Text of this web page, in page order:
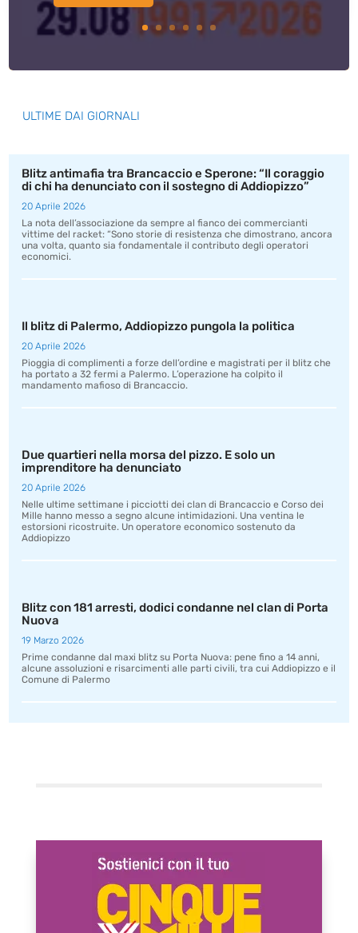
ULTIME DAI GIORNALI
Blitz antimafia tra Brancaccio e Sperone: “Il coraggio
di chi ha denunciato con il sostegno di Addiopizzo”
20 Aprile 2026
La nota dell’associazione da sempre al fianco dei commercianti
vittime del racket: “Sono storie di resistenza che dimostrano, ancora
una volta, quanto sia fondamentale il contributo degli operatori
economici.
Il blitz di Palermo, Addiopizzo pungola la politica
20 Aprile 2026
Pioggia di complimenti a forze dell’ordine e magistrati per il blitz che
ha portato a 32 fermi a Palermo. L’operazione ha colpito il
mandamento mafioso di Brancaccio.
Due quartieri nella morsa del pizzo. E solo un
imprenditore ha denunciato
20 Aprile 2026
Nelle ultime settimane i picciotti dei clan di Brancaccio e Corso dei
Mille hanno messo a segno alcune intimidazioni. Una ventina le
estorsioni ricostruite. Un operatore economico sostenuto da
Addiopizzo
Blitz con 181 arresti, dodici condanne nel clan di Porta
Nuova
19 Marzo 2026
Prime condanne dal maxi blitz su Porta Nuova: pene fino a 14 anni,
alcune assoluzioni e risarcimenti alle parti civili, tra cui Addiopizzo e il
Comune di Palermo